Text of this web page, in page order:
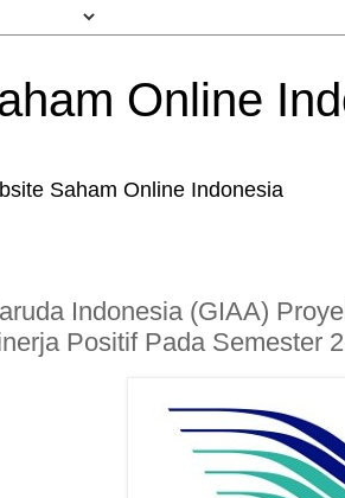
Online
Saham Online Indonesia
Indonesia (GIAA)
Positif Pada Semester